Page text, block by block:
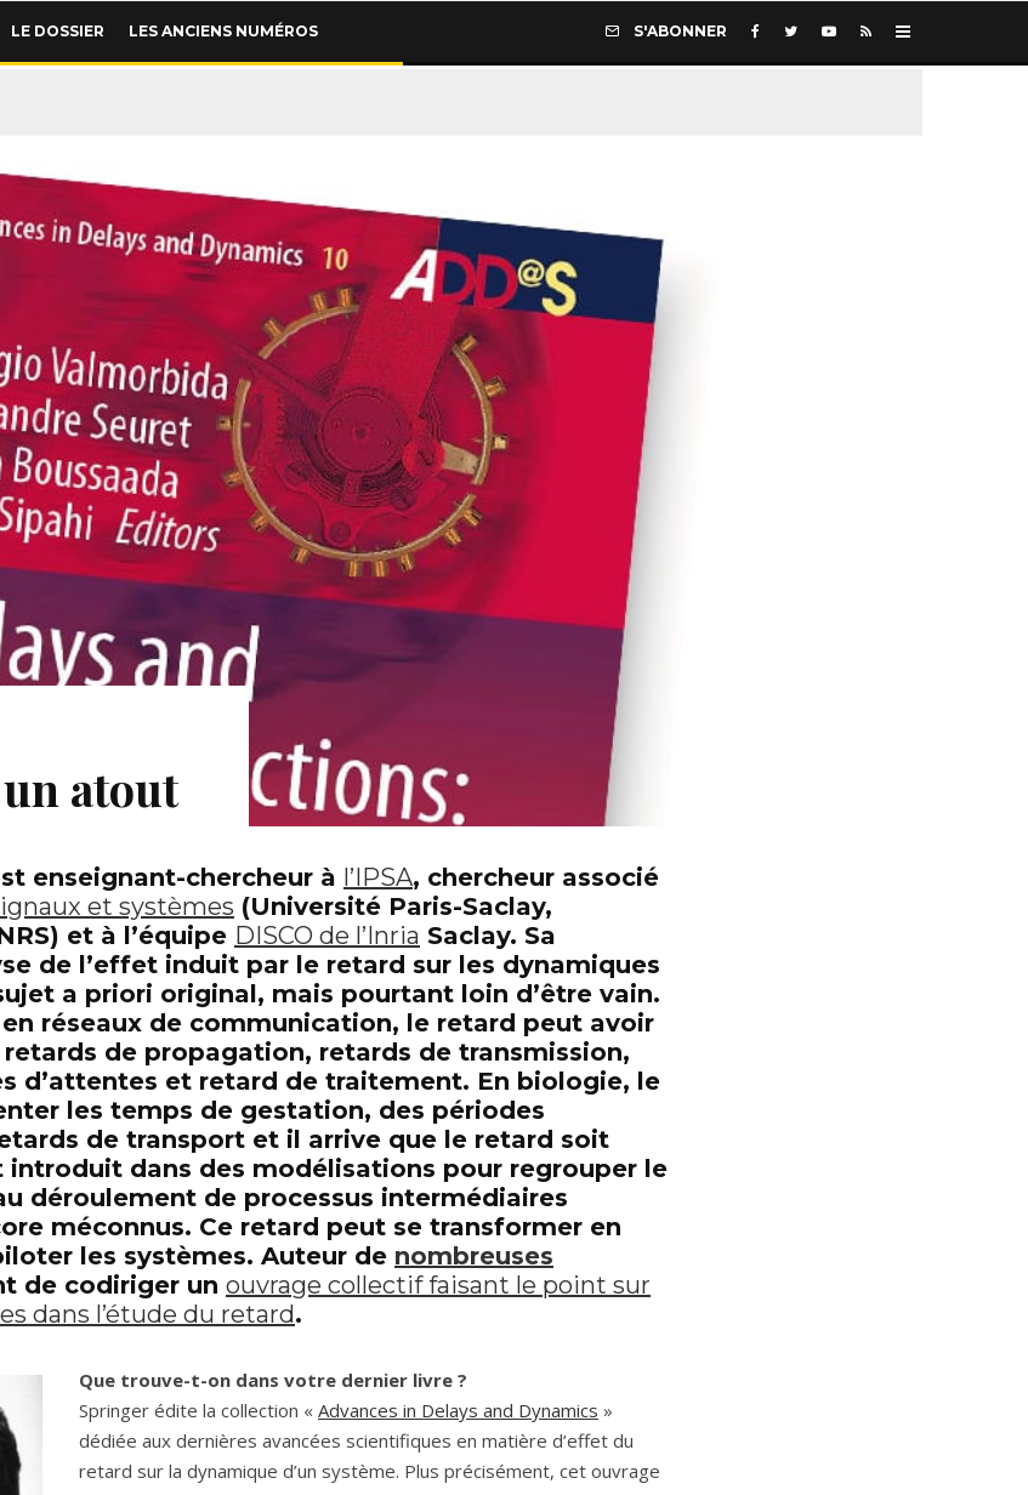
LE DOSSIER LES ANCIENS NUMÉROS S'ABONNER
atout
enseignant-chercheur à l’IPSA, chercheur associé
et systèmes (Université Paris-Saclay,
et à l’équipe DISCO de l’Inria Saclay. Sa
de l’effet induit par le retard sur les dynamiques
a priori original, mais pourtant loin d’être vain.
réseaux de communication, le retard peut avoir
de propagation, retards de transmission,
d’attentes et retard de traitement. En biologie, le
les temps de gestation, des périodes
de transport et il arrive que le retard soit
dans des modélisations pour regrouper le
déroulement de processus intermédiaires
méconnus. Ce retard peut se transformer en
les systèmes. Auteur de nombreuses
de codiriger un ouvrage collectif faisant le point sur
dans l’étude du retard.
Que trouve-t-on dans votre dernier livre ?
Springer édite la collection « Advances in Delays and Dynamics »
dédiée aux dernières avancées scientifiques en matière d’effet du
retard sur la dynamique d’un système. Plus précisément, cet ouvrage